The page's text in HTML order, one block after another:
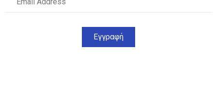
Εγγραφή